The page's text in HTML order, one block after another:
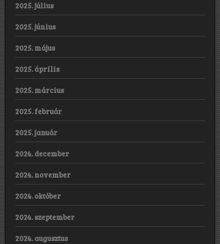
2025. július
2025. június
2025. május
2025. április
2025. március
2025. február
2025. január
2024. december
2024. november
2024. október
2024. szeptember
2024. augusztus